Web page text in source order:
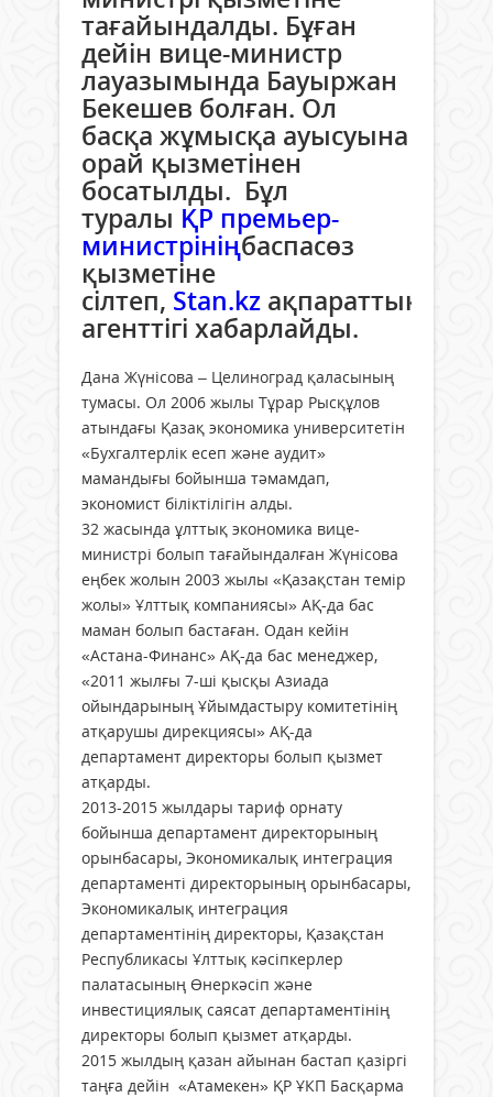
тағайындалды. Бұған
дейін вице-министр
лауазымында Бауыржан
Бекешев болған. Ол
басқа жұмысқа ауысуына
орай қызметінен
босатылды. Бұл
туралы ҚР премьер-
министрініңбаспасөз
қызметіне
сілтеп, Stan.kz ақпараттық
агенттігі хабарлайды.
Дана Жүнісова – Целиноград қаласының
тумасы. Ол 2006 жылы Тұрар Рысқұлов
атындағы Қазақ экономика университетін
«Бухгалтерлік есеп және аудит»
мамандығы бойынша тәмамдап,
экономист біліктілігін алды.
32 жасында ұлттық экономика вице-
министрі болып тағайындалған Жүнісова
еңбек жолын 2003 жылы «Қазақстан темір
жолы» Ұлттық компаниясы» АҚ-да бас
маман болып бастаған. Одан кейін
«Астана-Финанс» АҚ-да бас менеджер,
«2011 жылғы 7-ші қысқы Азиада
ойындарының Ұйымдастыру комитетінің
атқарушы дирекциясы» АҚ-да
департамент директоры болып қызмет
атқарды.
2013-2015 жылдары тариф орнату
бойынша департамент директорының
орынбасары, Экономикалық интеграция
департаменті директорының орынбасары,
Экономикалық интеграция
департаментінің директоры, Қазақстан
Республикасы Ұлттық кәсіпкерлер
палатасының Өнеркәсіп және
инвестициялық саясат департаментінің
директоры болып қызмет атқарды.
2015 жылдың қазан айынан бастап қазіргі
таңға дейін «Атамекен» ҚР ҰКП Басқарма